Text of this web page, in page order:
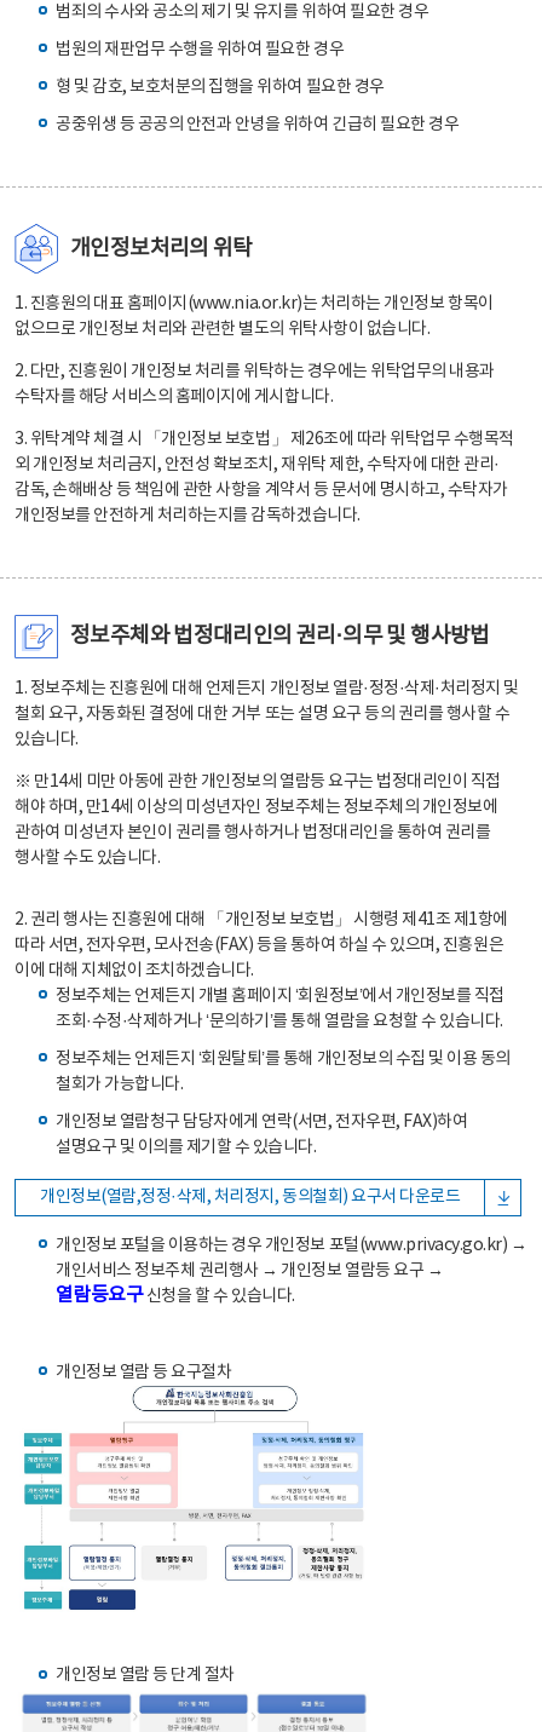
범죄의 수사와 공소의 제기 및 유지를 위하여 필요한 경우
법원의 재판업무 수행을 위하여 필요한 경우
형 및 감호, 보호처분의 집행을 위하여 필요한 경우
공중위생 등 공공의 안전과 안녕을 위하여 긴급히 필요한 경우
개인정보처리의 위탁
1. 진흥원의 대표 홈페이지(www.nia.or.kr)는 처리하는 개인정보 항목이
없으므로 개인정보 처리와 관련한 별도의 위탁사항이 없습니다.
2. 다만, 진흥원이 개인정보 처리를 위탁하는 경우에는 위탁업무의 내용과
수탁자를 해당 서비스의 홈페이지에 게시합니다.
3. 위탁계약 체결 시 「개인정보 보호법」 제26조에 따라 위탁업무 수행목적
외 개인정보 처리금지, 안전성 확보조치, 재위탁 제한, 수탁자에 대한 관리·
감독, 손해배상 등 책임에 관한 사항을 계약서 등 문서에 명시하고, 수탁자가
개인정보를 안전하게 처리하는지를 감독하겠습니다.
정보주체와 법정대리인의 권리·의무 및 행사방법
1. 정보주체는 진흥원에 대해 언제든지 개인정보 열람·정정·삭제·처리정지 및
철회 요구, 자동화된 결정에 대한 거부 또는 설명 요구 등의 권리를 행사할 수
있습니다.
※ 만14세 미만 아동에 관한 개인정보의 열람등 요구는 법정대리인이 직접
해야 하며, 만14세 이상의 미성년자인 정보주체는 정보주체의 개인정보에
관하여 미성년자 본인이 권리를 행사하거나 법정대리인을 통하여 권리를
행사할 수도 있습니다.
2. 권리 행사는 진흥원에 대해 「개인정보 보호법」 시행령 제41조 제1항에
따라 서면, 전자우편, 모사전송(FAX) 등을 통하여 하실 수 있으며, 진흥원은
이에 대해 지체없이 조치하겠습니다.
정보주체는 언제든지 개별 홈페이지 ‘회원정보’에서 개인정보를 직접
조회·수정·삭제하거나 ‘문의하기’를 통해 열람을 요청할 수 있습니다.
정보주체는 언제든지 ‘회원탈퇴’를 통해 개인정보의 수집 및 이용 동의
철회가 가능합니다.
개인정보 열람청구 담당자에게 연락(서면, 전자우편, FAX)하여
설명요구 및 이의를 제기할 수 있습니다.
개인정보(열람,정정·삭제, 처리정지, 동의철회) 요구서 다운로드
개인정보 포털을 이용하는 경우 개인정보 포털(www.privacy.go.kr) →
개인서비스 정보주체 권리행사 → 개인정보 열람등 요구 →
열람등요구신청을 할 수 있습니다.
개인정보 열람 등 요구절차
개인정보 열람 등 단계 절차